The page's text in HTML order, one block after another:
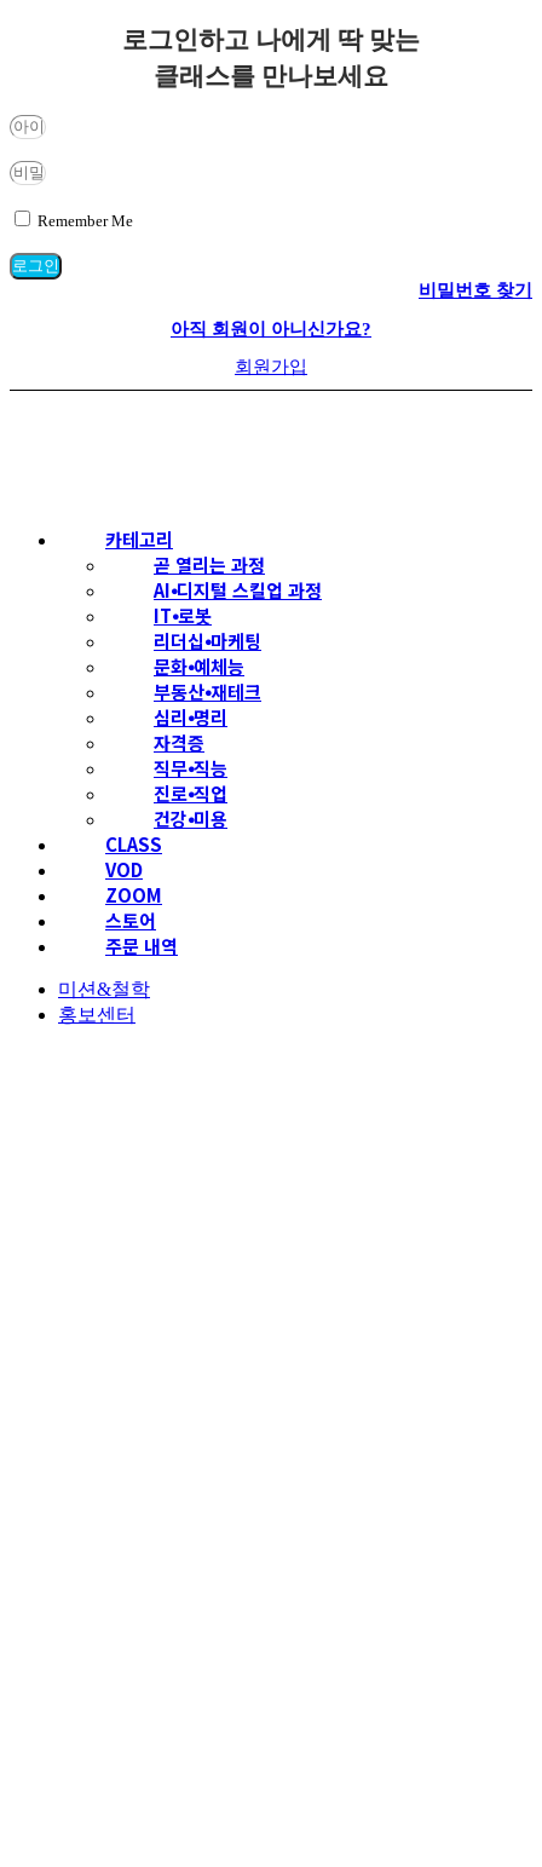
로그인하고 나에게 딱 맞는
클래스를 만나보세요
Remember Me
로그인
비밀번호 찾기
아직 회원이 아니신가요?
회원가입
카테고리
곧 열리는 과정
AI⦁디지털 스킬업 과정
IT⦁로봇
리더십⦁마케팅
문화⦁예체능
부동산⦁재테크
심리⦁명리
자격증
직무⦁직능
진로⦁직업
건강⦁미용
CLASS
VOD
ZOOM
스토어
주문 내역
미션&철학
홍보센터